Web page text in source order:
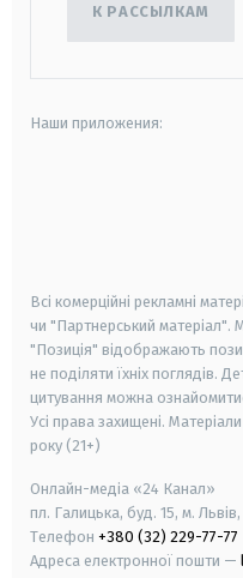
К РАССЫЛКАМ
Наши приложения:
Всі комерційні рекламні
чи "Партнерський матеріал".
"Позиція" відображають
не поділяти їхніх поглядів.
цитування можна
Усі права захищені.
року (21+)
Онлайн-медіа «24 Канал»
пл. Галицька, буд. 15, м.
Телефон +380 (32) 229-77-77
Адреса електронної пошти —